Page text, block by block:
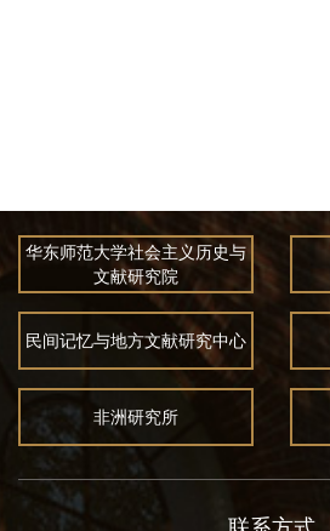
华东师范大学社会主义历史与
文献研究院
民间记忆与地方文献研究中心
非洲研究所